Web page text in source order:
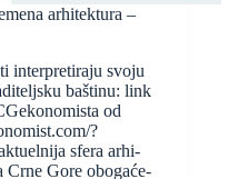
arhitektura –
interpretiraju svoju
baštinu: link
od
?
sfe­ra ar­hi­
Cr­ne Go­re obo­ga­će­